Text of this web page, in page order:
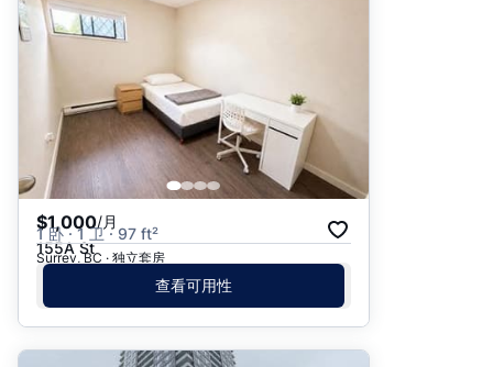
$1,000/月
1 卧 · 1 卫 · 97 ft²
155A St
Surrey, BC · 独立套房
查看可用性